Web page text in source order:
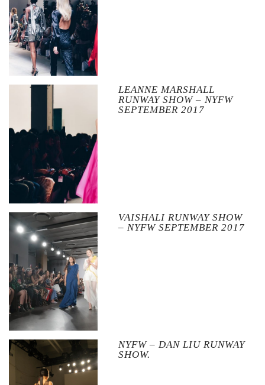
LEANNE MARSHALL
RUNWAY SHOW – NYFW
SEPTEMBER 2017
VAISHALI RUNWAY SHOW
– NYFW SEPTEMBER 2017
NYFW – DAN LIU RUNWAY
SHOW.